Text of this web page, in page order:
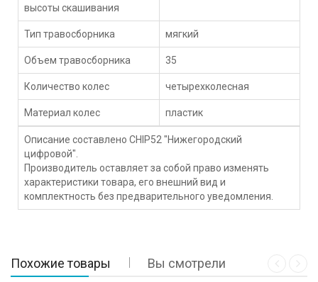
высоты скашивания
Тип травосборника мягкий
Объем травосборника 35
Количество колес четырехколесная
Материал колес пластик
Описание составлено CHIP52 "Нижегородский
цифровой".
Производитель оставляет за собой право изменять
характеристики товара, его внешний вид и
комплектность без предварительного уведомления.
Похожие товары Вы смотрели